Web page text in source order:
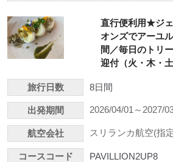
直行便利用★ジ
オンズでアーユ
間／毎日のトリ
迎付（火・木・土
旅行日数 8日間
出発期間 2026/04/01～2027/
航空会社 スリランカ航空(指
コースコード PAVILLION2UP8